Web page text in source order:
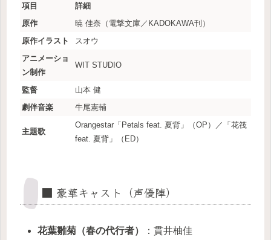
項目
詳細
原作
暁 佳奈（電撃文庫／KADOKAWA刊）
原作イラスト
スオウ
アニメーショ
ン制作
WIT STUDIO
監督
山本 健
劇伴音楽
牛尾憲輔
主題歌
Orangestar「Petals feat. 夏背」（OP）／「花筏
feat. 夏背」（ED）
■ 豪華キャスト（声優陣）
花葉雛菊（春の代行者） ：貫井柚佳